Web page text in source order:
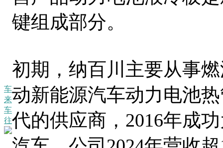
车
来
车
往
键组成部分。
初期，纳百川主要从事
动新能源汽车动力电池
代的供应商，2016年成